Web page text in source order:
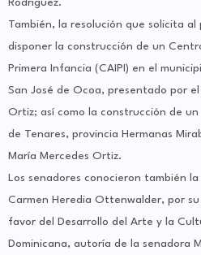
También, la resolución que solicita
disponer la construcción de un
Primera Infancia (CAIPI) en el
San José de Ocoa, presentado por
Ortiz; así como la construcción de
de Tenares, provincia Hermanas
María Mercedes Ortiz.
Los senadores conocieron también
Carmen Heredia Ottenwalder, por
favor del Desarrollo del Arte y la
Dominicana, autoría de la senadora